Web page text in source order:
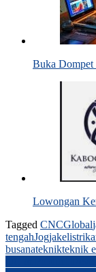
Buka
Lowongan
Tagged CNCGlobal
tengahJogja
busanateknikteknik
Post